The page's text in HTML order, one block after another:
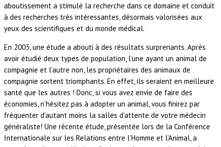
aboutissement a stimulé la recherche dans ce domaine et conduit
à des recherches très intéressantes, désormais valorisées aux
yeux des scientifiques et du monde médical.
En 2003, une étude a abouti à des résultats surprenants. Après
avoir étudié deux types de population, l’une ayant un animal de
compagnie et l’autre non, les propriétaires des animaux de
compagnie sortent triomphants. En effet, ils seraient en meilleure
santé que les autres ! Donc, si vous avez envie de faire des
économies, n’hésitez pas à adopter un animal, vous finirez par
fréquenter d’autant moins la salles d’attente de votre médecin
généraliste! Une récente étude, présentée lors de la Conférence
Internationale sur les Relations entre l’Homme et l’Animal, a